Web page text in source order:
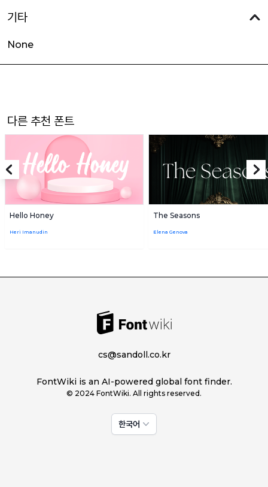
기타
None
다른 추천 폰트
Hello Honey
Heri Imanudin
The Seasons
Elena Genova
cs@sandoll.co.kr
FontWiki is an AI-powered global font finder.
© 2024 FontWiki. All rights reserved.
한국어